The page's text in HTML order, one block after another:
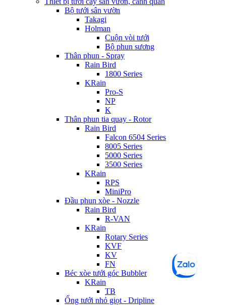
Bộ tưới sân vườn
Takagi
Holman
Cuộn vòi tưới
Bộ phun sương
Thân phun - Spray
Rain Bird
1800 Series
KRain
Pro-S
NP
K
Thân phun tia quay - Rotor
Rain Bird
Falcon 6504 Series
8005 Series
5000 Series
3500 Series
KRain
RPS
MiniPro
Đầu phun xòe - Nozzle
Rain Bird
R-VAN
KRain
Rotary Series
KVF
KV
FN
Béc xòe tưới góc Bubbler
KRain
TB
Ống tưới nhỏ giọt - Dripline